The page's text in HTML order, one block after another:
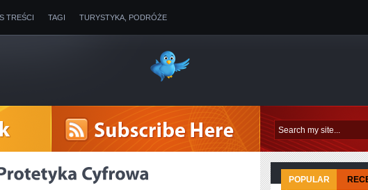
TREŚCI TAGI TURYSTYKA, PODRÓŻE
POPULAR